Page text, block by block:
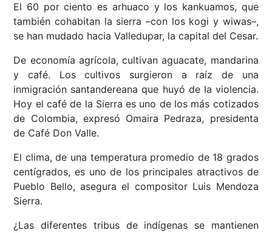
El 60 por ciento es arhuaco y los kankuamos, que
también cohabitan la sierra –con los kogi y wiwas–,
se han mudado hacia Valledupar, la capital del Cesar.
De economía agrícola, cultivan aguacate, mandarina
y café. Los cultivos surgieron a raíz de una
inmigración santandereana que huyó de la violencia.
Hoy el café de la Sierra es uno de los más cotizados
de Colombia, expresó Omaira Pedraza, presidenta
de Café Don Valle.
El clima, de una temperatura promedio de 18 grados
centígrados, es uno de los principales atractivos de
Pueblo Bello, asegura el compositor Luis Mendoza
Sierra.
¿Las diferentes tribus de indígenas se mantienen